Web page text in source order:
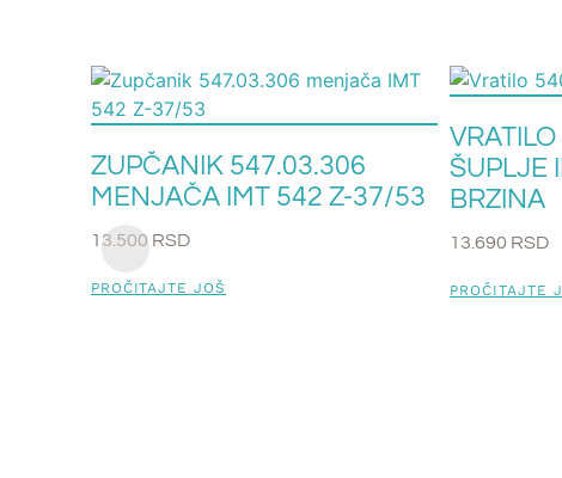
ZUPČANIK 547.03.306
MENJAČA IMT 542 Z-37/53
13.500 RSD
PROČITAJTE JOŠ
ŠUPLJE
BRZINA
13.690 RSD
PROČITAJTE